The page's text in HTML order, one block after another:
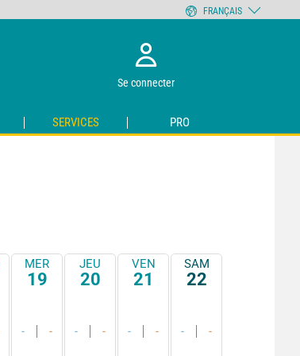
Se connecter
SERVICES PRO
MER
19
- -
JEU
20
- -
VEN
21
- -
SAM
22
- -
FRANÇAIS